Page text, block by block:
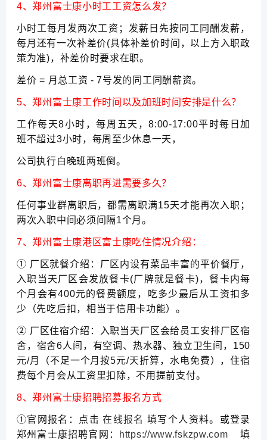
4、郑州富士康小时工工资怎么发？
小时工每月发两次工资；发薪日先按同工同酬发薪，
每月还有一次补差价(具体补差价时间，以上方入职政
策为准)，补差价时要求在职。
差价 = 月总工资 - 7号发的同工同酬薪资。
5、郑州富士康工作时间以及加班时间安排是什么？
工作每天8小时，每周五天，8:00-17:00平时每日加
班不超过3小时，每周至少休息一天，
公司执行白晚班两班倒。
6、郑州富士康离职再进需要多久？
任何事业群离职后，都需离职满15天才能再次入职；
两次入职中间必须间隔1个月。
7、郑州富士康港区富士康吃住情况介绍：
① 厂区就餐介绍：厂区内设有菜品丰富的平价餐厅，
入职当天厂区会发放餐卡(厂牌就是餐卡)，餐卡内每
个月会有400元的餐费额度，吃多少最后从工资扣多
少（先吃后扣，相当于信用卡功能）。
② 厂区住宿介绍：入职当天厂区会给员工安排厂区宿
舍，宿舍6人间，有空调、热水器、独立卫生间，150
元/月（不足一个月按5元/天折算，水电免费），住宿
费每个月会从工资里扣除，不用提前支付。
8、郑州富士康招聘招募报名方式
①官网报名：点击在线报名 填写个人资料。或登录
郑州富士康招聘官网：
https://www.fskzpw.com 填